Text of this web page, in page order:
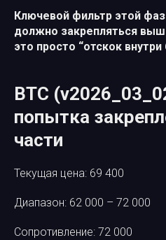
Ключевой фильтр этой
должно закрепляться
это просто “отскок внутри
BTC
попытка
части
Текущая цена: 69 400
Диапазон: 62 000 – 72 000
Сопротивление: 72 000